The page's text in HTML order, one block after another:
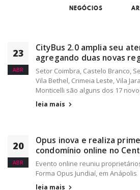
NEGÓCIOS
23
ABR
CityBus 2.0 amplia seu
agregando duas novas
Setor Coimbra, Castelo Branco,
Vila Bethel, Crimeia Leste, Vila
Monticelli são alguns dos 17
leia mais
20
ABR
Opus inova e realiza
condomínio online no
Evento online reuniu
Forma Opus Jundiaí, em Anápolis
leia mais